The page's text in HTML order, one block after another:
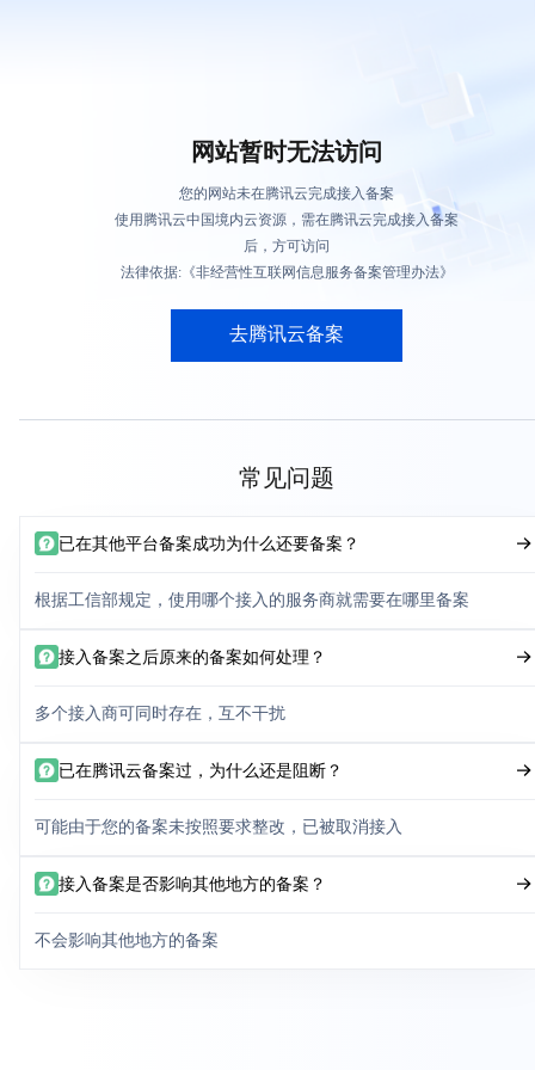
网站暂时无法访问
您的网站未在腾讯云完成接入备案
使用腾讯云中国境内云资源，需在腾讯云完成接入备案
后，方可访问
法律依据:《非经营性互联网信息服务备案管理办法》
去腾讯云备案
常见问题
已在其他平台备案成功为什么还要备案？
根据工信部规定，使用哪个接入的服务商就需要在哪里备案
接入备案之后原来的备案如何处理？
多个接入商可同时存在，互不干扰
已在腾讯云备案过，为什么还是阻断？
可能由于您的备案未按照要求整改，已被取消接入
接入备案是否影响其他地方的备案？
不会影响其他地方的备案